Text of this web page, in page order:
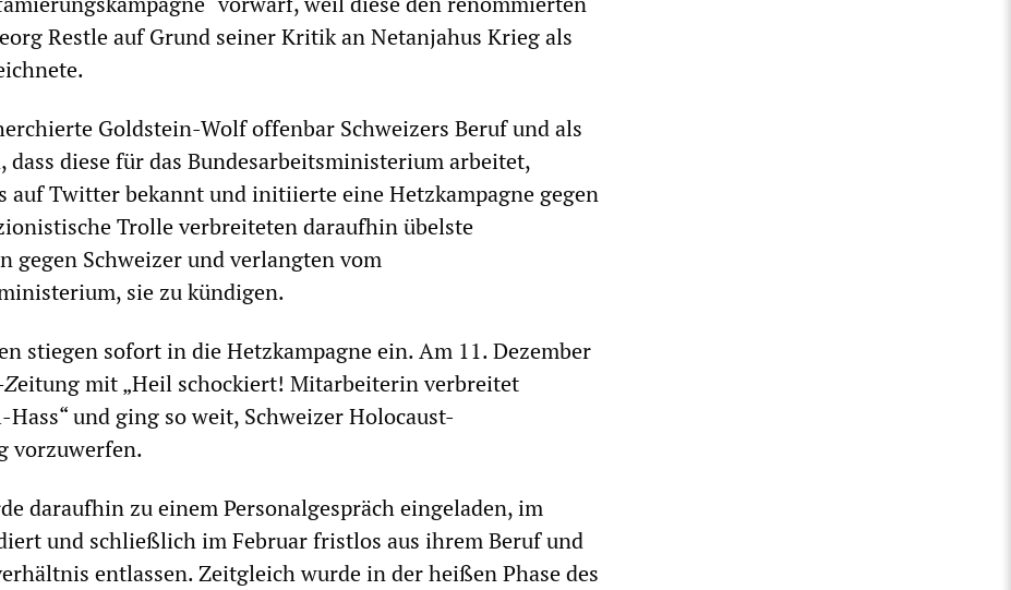
Restle auf Grund seiner Kritik an Netanjahus Krieg als
Goldstein-Wolf offenbar Schweizers Beruf und als
dass diese für das Bundesarbeitsministerium arbeitet,
auf Twitter bekannt und initiierte eine Hetzkampagne gegen
Trolle verbreiteten daraufhin übelste
gegen Schweizer und verlangten vom
sie zu kündigen.
stiegen sofort in die Hetzkampagne ein. Am 11. Dezember
eitung mit „Heil schockiert! Mitarbeiterin verbreitet
und ging so weit, Schweizer Holocaust-
vorzuwerfen.
daraufhin zu einem Personalgespräch eingeladen, im
und schließlich im Februar fristlos aus ihrem Beruf und
entlassen. Zeitgleich wurde in der heißen Phase des